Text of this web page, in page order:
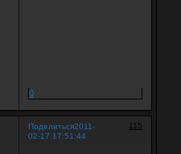
0
Поделиться 115
2011-
02-17 17:51:44